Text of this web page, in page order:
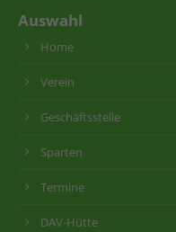
Auswahl
Home
Verein
Geschäftsstelle
Sparten
Termine
DAV-Hütte